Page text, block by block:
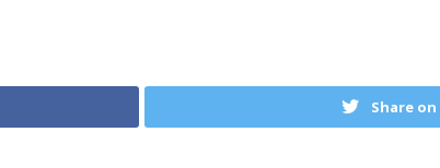
Share